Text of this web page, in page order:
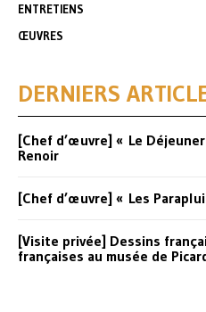
ENTRETIENS
ŒUVRES
DERNIERS
[Chef d’œuvre] « Le
Renoir
[Chef d’œuvre] « Les
[Visite privée] Dessins
françaises au musée de